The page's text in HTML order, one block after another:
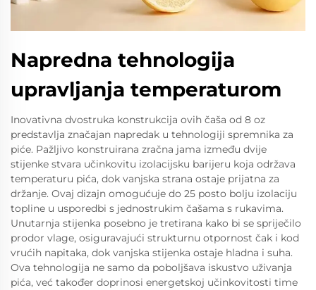
Napredna tehnologija
upravljanja temperaturom
Inovativna dvostruka konstrukcija ovih čaša od 8 oz
predstavlja značajan napredak u tehnologiji spremnika za
piće. Pažljivo konstruirana zračna jama između dvije
stijenke stvara učinkovitu izolacijsku barijeru koja održava
temperaturu pića, dok vanjska strana ostaje prijatna za
držanje. Ovaj dizajn omogućuje do 25 posto bolju izolaciju
topline u usporedbi s jednostrukim čašama s rukavima.
Unutarnja stijenka posebno je tretirana kako bi se spriječilo
prodor vlage, osiguravajući strukturnu otpornost čak i kod
vrućih napitaka, dok vanjska stijenka ostaje hladna i suha.
Ova tehnologija ne samo da poboljšava iskustvo uživanja
pića, već također doprinosi energetskoj učinkovitosti time